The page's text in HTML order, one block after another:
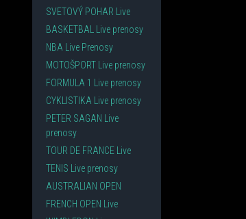
SVETOVÝ POHAR Live
BASKETBAL Live prenosy
NBA Live Prenosy
MOTOŠPORT Live prenosy
FORMULA 1 Live prenosy
CYKLISTIKA Live prenosy
PETER SAGAN Live
prenosy
TOUR DE FRANCE Live
TENIS Live prenosy
AUSTRALIAN OPEN
FRENCH OPEN Live